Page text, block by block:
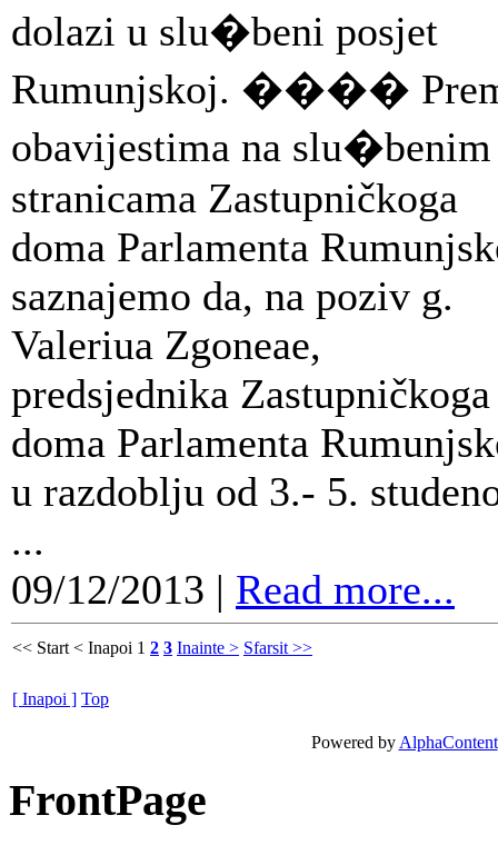
dolazi u slu�beni posjet
Rumunjskoj. ����
obavijestima na slu�benim
stranicama Zastupničkoga
doma Parlamenta
saznajemo da, na poziv g.
Valeriua Zgoneae,
predsjednika Zastupničkoga
doma Parlamenta
u razdoblju od 3.- 5.
...
09/12/2013 | Read more...
<< Start < Inapoi 1 2 3 Inainte > Sfarsit >>
[ Inapoi ] Top
Powered by AlphaContent
FrontPage